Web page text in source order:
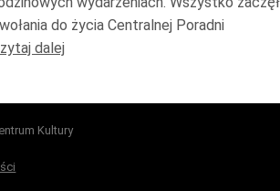
do życia Centralnej Poradni
dalej
Kultury